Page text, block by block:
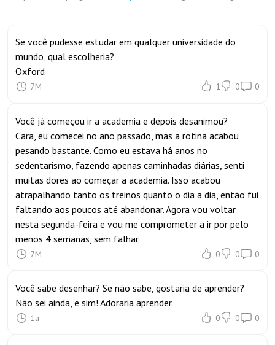
Se você pudesse estudar em qualquer universidade do
mundo, qual escolheria?
Oxford
7M 1 0 0
Você já começou ir a academia e depois desanimou?
Cara, eu comecei no ano passado, mas a rotina acabou
pesando bastante. Como eu estava há anos no
sedentarismo, fazendo apenas caminhadas diárias, senti
muitas dores ao começar a academia. Isso acabou
atrapalhando tanto os treinos quanto o dia a dia, então fui
faltando aos poucos até abandonar. Agora vou voltar
nesta segunda-feira e vou me comprometer a ir por pelo
menos 4 semanas, sem falhar.
7M 0 0 0
Você sabe desenhar? Se não sabe, gostaria de aprender?
Não sei ainda, e sim! Adoraria aprender.
1a 0 0 0